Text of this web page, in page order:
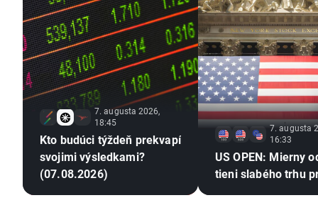
7. augusta 2026,
18:45
Kto budúci týždeň prekvapí
svojimi výsledkami?
(07.08.2026)
7. augusta
16:33
US OPEN: Mierny
tieni slabého trhu